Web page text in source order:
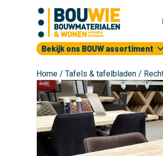
Bekijk ons BOUW assortiment
Home / Tafels & tafelbladen /